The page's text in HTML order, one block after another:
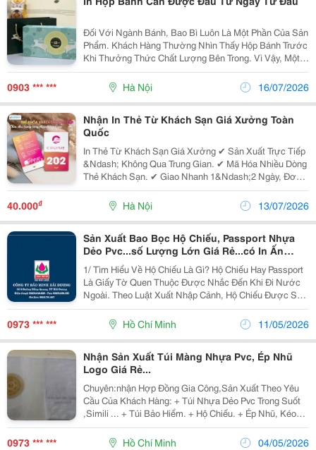
Đối Với Ngành Bánh, Bao Bì Luôn Là Một Phần Của Sản
Phẩm. Khách Hàng Thường Nhìn Thấy Hộp Bánh Trước
Khi Thưởng Thức Chất Lượng Bên Trong. Vì Vậy, Một
Mẫu Hộp Được Thiết Kế Chỉn Chu Sẽ Góp Phần Tạo
Thiện Cảm Và Tăng Giá Trị Cảm Nhận Cho Sản Phẩm.
0903 *** *** Hà Nội 16/07/2026
Nhận In Thẻ Từ Khách Sạn Giá Xưởng Toàn
Quốc
In Thẻ Từ Khách Sạn Giá Xưởng ✔ Sản Xuất Trực Tiếp
&Ndash; Không Qua Trung Gian. ✔ Mã Hóa Nhiều Dòng
Thẻ Khách Sạn. ✔ Giao Nhanh 1&Ndash;2 Ngày, Đơn
Gấp Trong 24H. ✔ Hỗ Trợ Kỹ Thuật 24/7. ✔ Miễn Phí
Thiết Kế Và Gửi Thẻ Test. ✔ Công Nghệ Sản Xuất...
40.000₫ Hà Nội 13/07/2026
Sản Xuất Bao Bọc Hộ Chiếu, Passport Nhựa
Dẻo Pvc...số Lượng Lớn Giá Rẻ...có In Ấn
Theo Yêu Cầu
1/ Tìm Hiểu Về Hộ Chiếu Là Gì? Hộ Chiếu Hay Passport
Là Giấy Tờ Quen Thuộc Được Nhắc Đến Khi Đi Nước
Ngoài. Theo Luật Xuất Nhập Cảnh, Hộ Chiếu Được Sử
Dụng Để Xuất Cảnh, Nhập Cảnh, Chứng Minh Quốc
Tịch Và Nhân Thân. Trong Các Giao Dịch, Thủ Tục
Hành...
0973 *** *** Hồ Chí Minh 11/05/2026
Nhận Sản Xuất Túi Màng Nhựa Pvc, Ép Nhũ
Logo Giá Rẻ...
Chuyên:nhận Hợp Đồng Gia Công,Sản Xuất Theo Yêu
Cầu Của Khách Hàng: + Túi Nhựa Dẻo Pvc Trong Suốt
,Simili ... + Túi Bảo Hiểm. + Hộ Chiếu. + Ép Nhũ, Kéo
Lụa Logo Công Ty Theo Yêu Cầu, + Làm Bìa Pasport,Bìa
Dùng Trong Các Cao Ốc Khách Sạn,Bìa Karaoke,M
0973 *** *** Hồ Chí Minh 04/05/2026